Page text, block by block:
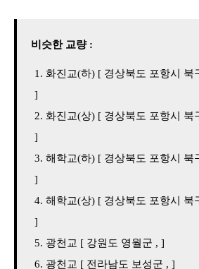
비슷한 교량 :
화진교(하) [ 경상북도 포항시 북
]
화진교(상) [ 경상북도 포항시 북
]
해학교(하) [ 경상북도 포항시 북
]
해학교(상) [ 경상북도 포항시 북
]
광천교 [ 강원도 영월군 , ]
광천교 [ 전라남도 보성군 , ]